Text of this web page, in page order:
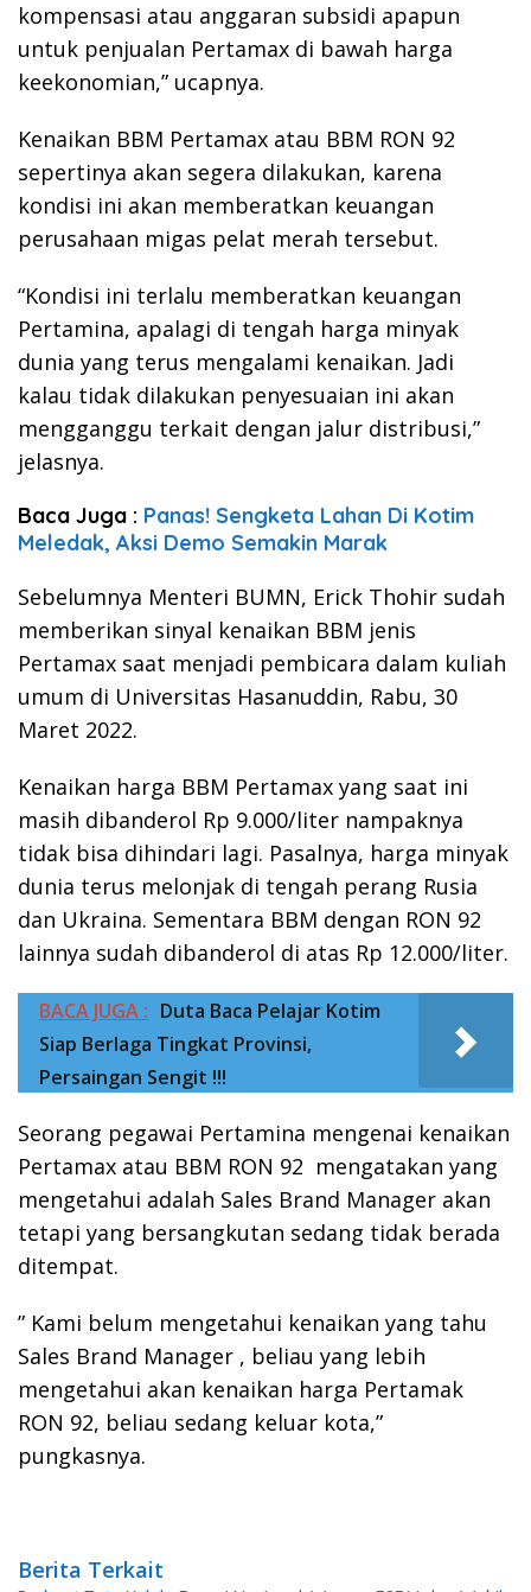
kompensasi atau anggaran subsidi apapun
untuk penjualan Pertamax di bawah harga
keekonomian,” ucapnya.
Kenaikan BBM Pertamax atau BBM RON 92
sepertinya akan segera dilakukan, karena
kondisi ini akan memberatkan keuangan
perusahaan migas pelat merah tersebut.
“Kondisi ini terlalu memberatkan keuangan
Pertamina, apalagi di tengah harga minyak
dunia yang terus mengalami kenaikan. Jadi
kalau tidak dilakukan penyesuaian ini akan
mengganggu terkait dengan jalur distribusi,”
jelasnya.
Baca Juga : Panas! Sengketa Lahan Di Kotim
Meledak, Aksi Demo Semakin Marak
Sebelumnya Menteri BUMN, Erick Thohir sudah
memberikan sinyal kenaikan BBM jenis
Pertamax saat menjadi pembicara dalam kuliah
umum di Universitas Hasanuddin, Rabu, 30
Maret 2022.
Kenaikan harga BBM Pertamax yang saat ini
masih dibanderol Rp 9.000/liter nampaknya
tidak bisa dihindari lagi. Pasalnya, harga minyak
dunia terus melonjak di tengah perang Rusia
dan Ukraina. Sementara BBM dengan RON 92
lainnya sudah dibanderol di atas Rp 12.000/liter.
BACA JUGA : Duta Baca Pelajar Kotim
Siap Berlaga Tingkat Provinsi,
Persaingan Sengit !!!
Seorang pegawai Pertamina mengenai kenaikan
Pertamax atau BBM RON 92 mengatakan yang
mengetahui adalah Sales Brand Manager akan
tetapi yang bersangkutan sedang tidak berada
ditempat.
” Kami belum mengetahui kenaikan yang tahu
Sales Brand Manager , beliau yang lebih
mengetahui akan kenaikan harga Pertamak
RON 92, beliau sedang keluar kota,”
pungkasnya.
Berita Terkait